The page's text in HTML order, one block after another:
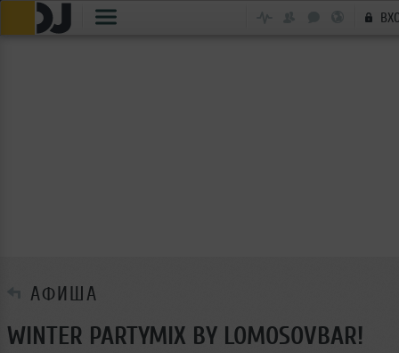
АФИША
WINTER PARTYMIX BY LOMOSOVBAR!